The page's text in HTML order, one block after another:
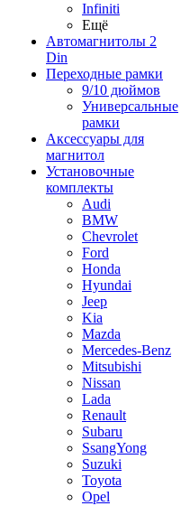
Infiniti
Ещё
Автомагнитолы 2
Din
Переходные рамки
9/10 дюймов
Универсальные
рамки
Аксессуары для
магнитол
Установочные
комплекты
Audi
BMW
Chevrolet
Ford
Honda
Hyundai
Jeep
Kia
Mazda
Mercedes-Benz
Mitsubishi
Nissan
Lada
Renault
Subaru
SsangYong
Suzuki
Toyota
Opel